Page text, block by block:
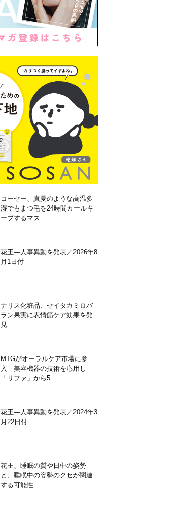
コーセー、真夏のような高温多
湿でもまつ毛を24時間カールキ
ープするマス...
花王―人事異動を発表／2026年8
月1日付
ナリス化粧品、セイタカミロバ
ラン果実に表情筋ケア効果を発
見
MTGがオーラルケア市場に参
入 美容機器の技術を応用し
「リファ」から5...
花王―人事異動を発表／2024年3
月22日付
花王、睡眠の質や日中の姿勢
と、睡眠中の姿勢のクセが関連
する可能性